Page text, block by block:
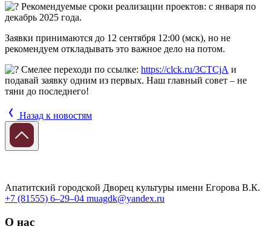
Рекомендуемые сроки реализации проектов: с января по
декабрь 2025 года.
Заявки принимаются до 12 сентября 12:00 (мск), но не
рекомендуем откладывать это важное дело на потом.
Смелее переходи по ссылке: https://clck.ru/3CTCjA и
подавай заявку одним из первых. Наш главный совет – не
тяни до последнего!
Назад к новостям
Апатитский городской Дворец культуры имени Егорова В.К.
+7 (81555) 6–29–04 muagdk@yandex.ru
О нас